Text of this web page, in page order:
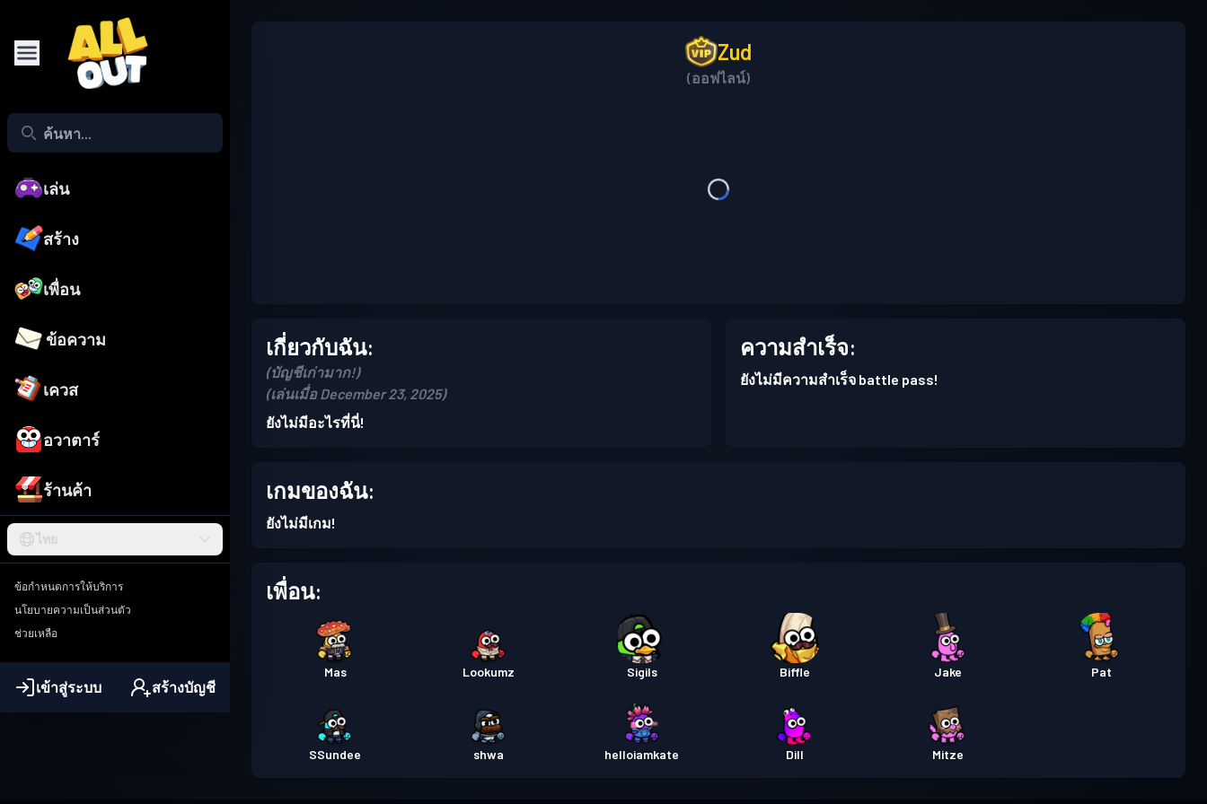
เล่น
สร้าง
เพื่อน
ข้อความ
เควส
อวาตาร์
ร้านค้า
ไทย
ข้อกำหนดการให้บริการ
นโยบายความเป็นส่วนตัว
ช่วยเหลือ
เข้าสู่ระบบ สร้างบัญชี
Zud
(ออฟไลน์)
เกี่ยวกับฉัน:
(บัญชีเก่ามาก!)
(เล่นเมื่อ December 23, 2025)
ยังไม่มีอะไรที่นี่!
ความสำเร็จ:
ยังไม่มีความสำเร็จ battle pass!
เกมของฉัน:
ยังไม่มีเกม!
เพื่อน:
Mas Lookumz Sigils Biffle Jake Pat
SSundee shwa helloiamkate Dill Mitze